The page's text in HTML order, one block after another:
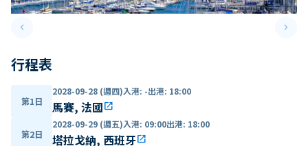
keyboard_arrow_leftPrevious slide keyboard_arrow_right
行程表
第1日
2028-09-28 (週四)入港: -出港: 18:00
馬賽, 法國open_in_new
第2日
2028-09-29 (週五)入港: 09:00出港: 18:00
塔拉戈納, 西班牙open_in_new